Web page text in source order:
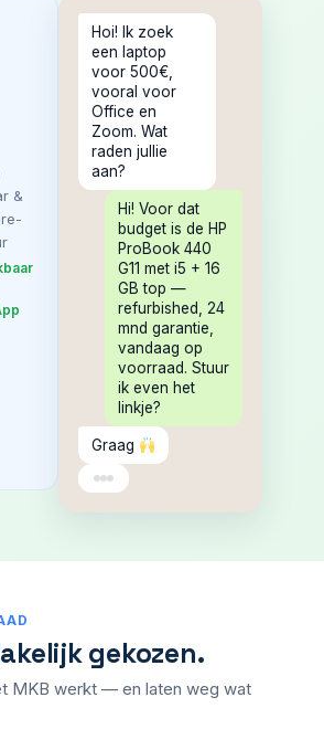
&
Hoi! Ik zoek
een laptop
voor 500€,
vooral voor
Office en
Zoom. Wat
raden jullie
aan?
Hi! Voor dat
budget is de HP
ProBook 440
G11 met i5 + 16
GB top —
refurbished, 24
mnd garantie,
vandaag op
voorraad. Stuur
ik even het
linkje?
Graag
gekozen.
MKB werkt — en laten weg wat